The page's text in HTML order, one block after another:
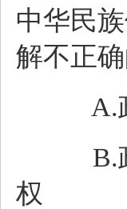
中华民
解不正确
A.政
B.政
权